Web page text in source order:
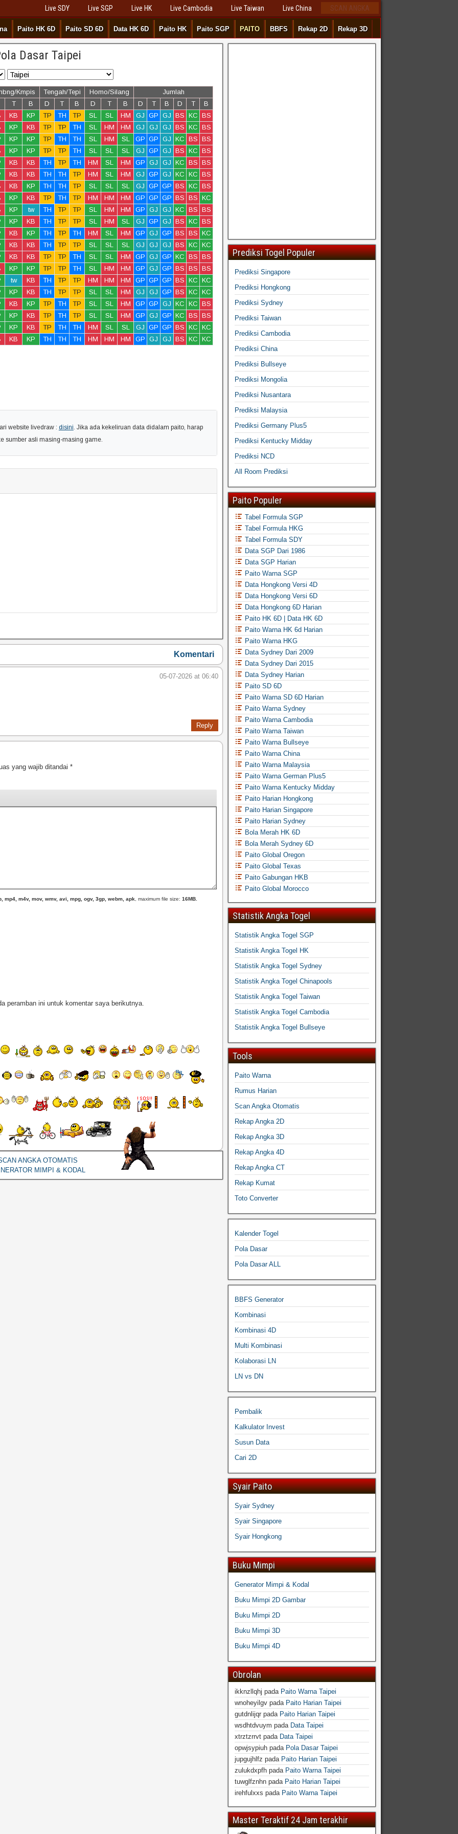
Live SDY Live SGP Live HK Live Cambodia Live Taiwan Live China SCAN ANGKA
Paito HK 6D Paito SD 6D Data HK 6D Paito HK Paito SGP PAITO BBFS Rekap 2D Rekap 3D
Dasar Taipei
Kmpis Tengah/Tepi Homo/Silang
Jumlah
T
B D T B D T B D T B D T
B
KB KP TP TH TP SL SL HM GJ GP GJ BS KC BS
KP KB TP TP TH SL HM HM GJ GJ GJ BS KC BS
KP KP TP TH TH SL HM SL GP GP GJ KC BS BS
KP KP TP TP TH SL SL SL GJ GP GJ BS KC BS
KB KB TH TP TH HM SL HM GP GJ GJ KC BS BS
KB KB TH TH TP HM SL HM GJ GP GJ KC KC BS
KB KP TH TH TP SL SL SL GJ GP GP BS KC BS
KP KB TP TH TP HM HM HM GP GP GP BS BS KC
KP tw TH TP TP SL HM HM GP GJ GJ KC BS BS
KP KB TH TP TP SL HM SL GJ GP GJ BS KC BS
KB KP TH TP TH HM SL HM GP GJ GP BS BS KC
KB KB TH TP TP SL SL SL GJ GJ GJ BS KC KC
KB KB TP TP TH SL SL HM GP GJ GP KC BS BS
KP KP TP TP TH SL HM HM GP GJ GP BS BS BS
tw KB TH TP TP HM HM HM GP GP GP BS KC KC
KP KB TH TP TP SL SL HM GJ GJ GP BS KC KC
KB KP TP TH TP SL SL HM GP GP GJ KC KC BS
KP KB TP TH TP SL SL HM GP GJ GP KC BS BS
KP KB TP TH TH HM SL SL GJ GP GP BS KC KC
KB KP TH TH TH HM HM HM GP GJ GJ BS KC KC
website livedraw : disini. Jika ada kekeliruan data didalam paito, harap
sumber asli masing-masing game.
Komentari
05-07-2026 at 06:40
Reply
yang wajib ditandai *
mp4, m4v, mov, wmv, avi, mpg, ogv, 3gp, webm, apk , maximum file size: 16MB.
peramban ini untuk komentar saya berikutnya.
ANGKA OTOMATIS
MIMPI & KODAL
Prediksi Togel Populer
Prediksi Singapore
Prediksi Hongkong
Prediksi Sydney
Prediksi Taiwan
Prediksi Cambodia
Prediksi China
Prediksi Bullseye
Prediksi Mongolia
Prediksi Nusantara
Prediksi Malaysia
Prediksi Germany Plus5
Prediksi Kentucky Midday
Prediksi NCD
All Room Prediksi
Paito Populer
Tabel Formula SGP
Tabel Formula HKG
Tabel Formula SDY
Data SGP Dari 1986
Data SGP Harian
Paito Warna SGP
Data Hongkong Versi 4D
Data Hongkong Versi 6D
Data Hongkong 6D Harian
Paito HK 6D | Data HK 6D
Paito Warna HK 6d Harian
Paito Warna HKG
Data Sydney Dari 2009
Data Sydney Dari 2015
Data Sydney Harian
Paito SD 6D
Paito Warna SD 6D Harian
Paito Warna Sydney
Paito Warna Cambodia
Paito Warna Taiwan
Paito Warna Bullseye
Paito Warna China
Paito Warna Malaysia
Paito Warna German Plus5
Paito Warna Kentucky Midday
Paito Harian Hongkong
Paito Harian Singapore
Paito Harian Sydney
Bola Merah HK 6D
Bola Merah Sydney 6D
Paito Global Oregon
Paito Global Texas
Paito Gabungan HKB
Paito Global Morocco
Statistik Angka Togel
Statistik Angka Togel SGP
Statistik Angka Togel HK
Statistik Angka Togel Sydney
Statistik Angka Togel Chinapools
Statistik Angka Togel Taiwan
Statistik Angka Togel Cambodia
Statistik Angka Togel Bullseye
Tools
Paito Warna
Rumus Harian
Scan Angka Otomatis
Rekap Angka 2D
Rekap Angka 3D
Rekap Angka 4D
Rekap Angka CT
Rekap Kumat
Toto Converter
Kalender Togel
Pola Dasar
Pola Dasar ALL
BBFS Generator
Kombinasi
Kombinasi 4D
Multi Kombinasi
Kolaborasi LN
LN vs DN
Pembalik
Kalkulator Invest
Susun Data
Cari 2D
Syair Paito
Syair Sydney
Syair Singapore
Syair Hongkong
Buku Mimpi
Generator Mimpi & Kodal
Buku Mimpi 2D Gambar
Buku Mimpi 2D
Buku Mimpi 3D
Buku Mimpi 4D
Obrolan
ikknzllqhj pada Paito Warna Taipei
wnoheyilgvpada Paito Harian Taipei
gutdnlijqrpada Paito Harian Taipei
wsdhtdvuym pada Data Taipei
xtrztzrrvtpada Data Taipei
opwjsypiuhpada Pola Dasar Taipei
jupgujhlfz pada Paito Harian Taipei
zulukdxpfhpada Paito Warna Taipei
tuwglfznhnpada Paito Harian Taipei
irehfulxxs pada Paito Warna Taipei
Master Teraktif 24 Jam terakhir